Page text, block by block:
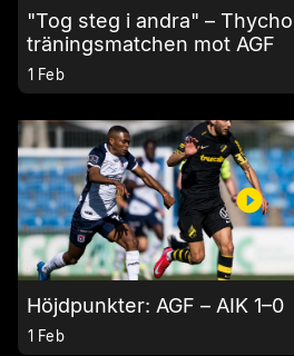
"Tog steg i andra" –
träningsmatchen mot AGF
1 Feb
Höjdpunkter: AGF – AIK 1–0
1 Feb